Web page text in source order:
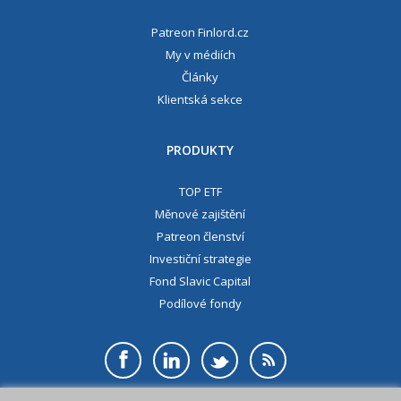
Patreon Finlord.cz
My v médiích
Články
Klientská sekce
PRODUKTY
TOP ETF
Měnové zajištění
Patreon členství
Investiční strategie
Fond Slavic Capital
Podílové fondy